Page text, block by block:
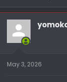
May 3, 2026